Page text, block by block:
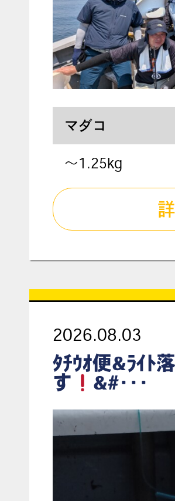
マダコ
〜1.25kg
2026.08.03
ﾀﾁｳｵ便&ﾗｲﾄ
す
&#･･･